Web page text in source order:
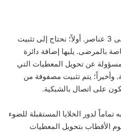
تنطوي عملية “بِدْلَة الشبكية” على 3 عناصر. أولاً؛ نحتاج إلى تثبيت
بالمرضى. يليها إضافة دائرة
عن تحويل المعطيات التي
وأخيراً؛ يتم تثبيت مصفوفة من
على اتصال بالشبكية.
لدور الخلايا المستقبلة للضوء
الأقطاب بتحويل المعطيات